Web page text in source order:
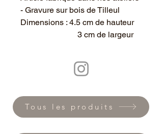
- Gravure sur bois de Tilleul
Dimensions : 4.5 cm de hauteur
3 cm de largeur
Tous les produits